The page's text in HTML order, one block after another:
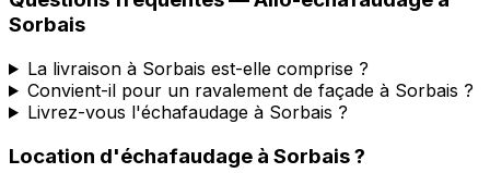
Sorbais
La livraison à Sorbais est-elle comprise ?
Convient-il pour un ravalement de façade à Sorbais ?
Livrez-vous l'échafaudage à Sorbais ?
Location d'échafaudage à Sorbais?